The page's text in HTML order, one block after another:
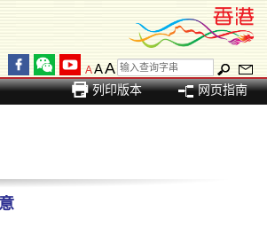
AAA
列印版本 网页指南